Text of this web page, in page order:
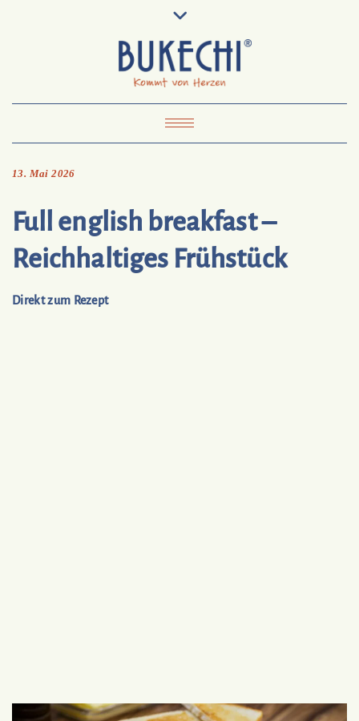
To
Bukechi
Impressum Datenschutz
Toggle Navigation
13. Mai 2026
Full english breakfast –
Reichhaltiges Frühstück
Direkt zum Rezept